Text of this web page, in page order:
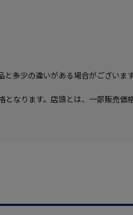
と多少の違いがある場合がございま
となります。店頭とは、一部販売価